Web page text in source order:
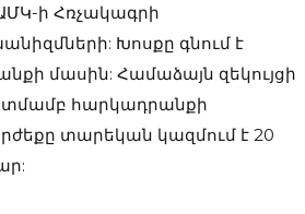
ի Հռչակագրի
Խոսքը գնում է
մասին: Համաձայն զեկույցի
հարկադրանքի
տարեկան կազմում է 20